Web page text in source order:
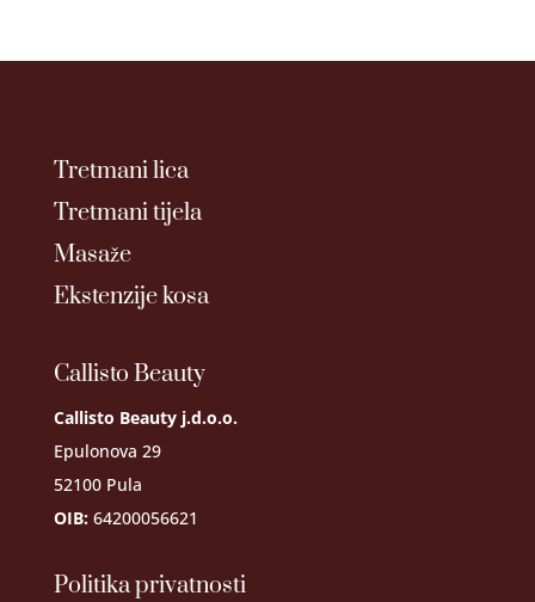
Tretmani lica
Tretmani tijela
Masaže
Ekstenzije kosa
Callisto Beauty
Callisto Beauty j.d.o.o.
Epulonova 29
52100 Pula
OIB:64200056621
Politika privatnosti